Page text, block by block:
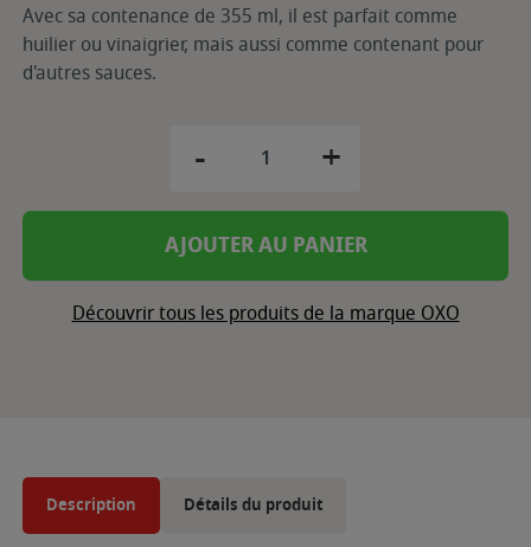
Avec sa contenance de 355 ml, il est parfait comme
huilier ou vinaigrier, mais aussi comme contenant pour
d'autres sauces.
- +
AJOUTER AU PANIER
Découvrir tous les produits de la marque OXO
Description Détails du produit